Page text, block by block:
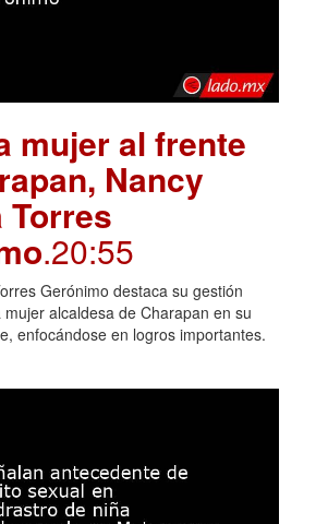
mujer al frente
Nancy
Torres
.20:55
Gerónimo destaca su gestión
alcaldesa de Charapan en su
enfocándose en logros importantes.